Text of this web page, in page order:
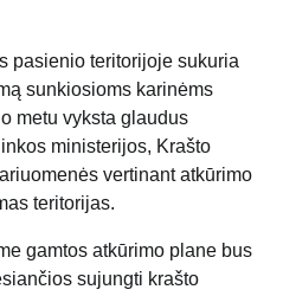
pasienio teritorijoje sukuria
sunkiosioms karinėms
metu vyksta glaudus
ministerijos, Krašto
vertinant atkūrimo
teritorijas.
gamtos atkūrimo plane bus
sujungti krašto